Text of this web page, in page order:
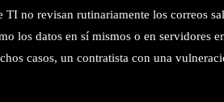
TI no revisan rutinariamente los correos
los datos en sí mismos o en servidores
casos, un contratista con una